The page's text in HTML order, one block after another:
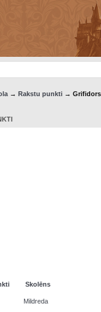
→ Rakstu punkti→ Grifidors
Skolēns
Mildreda